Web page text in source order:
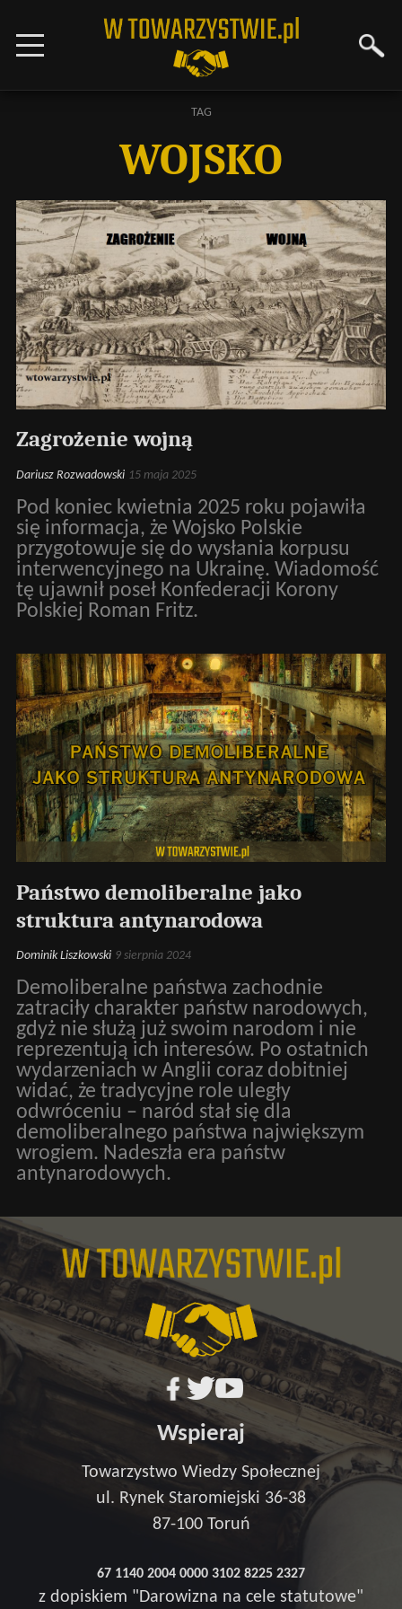
TAG
WOJSKO
Zagrożenie wojną
Dariusz Rozwadowski 15 maja 2025
Pod koniec kwietnia 2025 roku pojawiła
się informacja, że Wojsko Polskie
przygotowuje się do wysłania korpusu
interwencyjnego na Ukrainę. Wiadomość
tę ujawnił poseł Konfederacji Korony
Polskiej Roman Fritz.
Państwo demoliberalne jako
struktura antynarodowa
Dominik Liszkowski 9 sierpnia 2024
Demoliberalne państwa zachodnie
zatraciły charakter państw narodowych,
gdyż nie służą już swoim narodom i nie
reprezentują ich interesów. Po ostatnich
wydarzeniach w Anglii coraz dobitniej
widać, że tradycyjne role uległy
odwróceniu – naród stał się dla
demoliberalnego państwa największym
wrogiem. Nadeszła era państw
antynarodowych.
Wspieraj
Towarzystwo Wiedzy Społecznej
ul. Rynek Staromiejski 36-38
87-100 Toruń
67 1140 2004 0000 3102 8225 2327
z dopiskiem "Darowizna na cele statutowe"